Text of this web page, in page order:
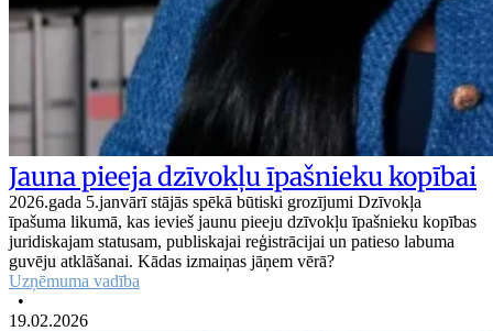
Jauna pieeja dzīvokļu īpašnieku kopībai
2026.gada 5.janvārī stājās spēkā būtiski grozījumi Dzīvokļa
īpašuma likumā, kas ievieš jaunu pieeju dzīvokļu īpašnieku kopības
juridiskajam statusam, publiskajai reģistrācijai un patieso labuma
guvēju atklāšanai. Kādas izmaiņas jāņem vērā?
Uzņēmuma vadība
•
19.02.2026